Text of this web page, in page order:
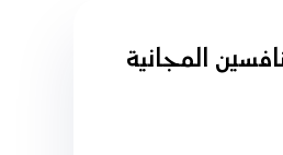
المجانية